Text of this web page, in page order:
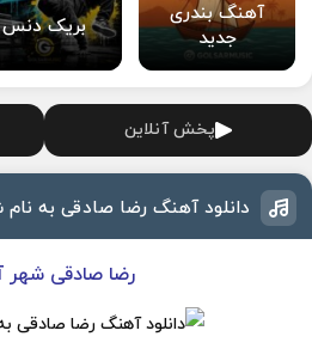
آهنگ بندری
جدید
بریک دنس
پخش آنلاین
دانلود آهنگ رضا صادقی به
رضا صادقی